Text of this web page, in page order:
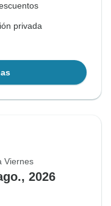
privada
Viernes
2026